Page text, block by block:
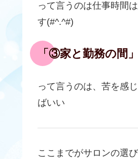
って言うのは仕事時間
す(#^.^#)
「③家と勤務の間」
って言うのは、苦を感
ばいい
ここまでがサロンの選